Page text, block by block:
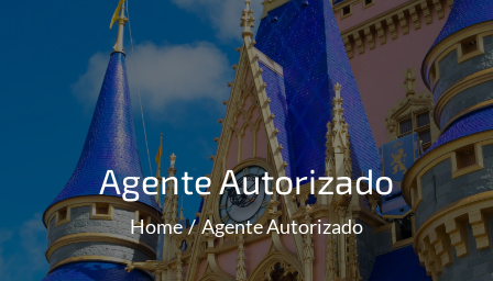
Agente Autorizado
Home Agente Autorizado